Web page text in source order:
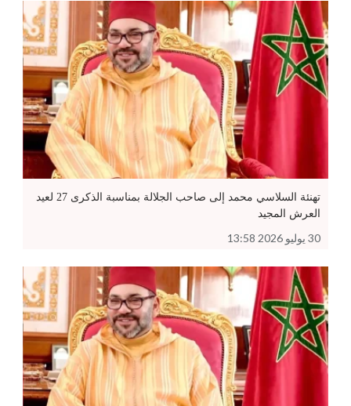
تهنئة السلاسي محمد إلى صاحب الجلالة بمناسبة الذكرى 27 لعيد
العرش المجيد
30 يوليو 2026 13:58